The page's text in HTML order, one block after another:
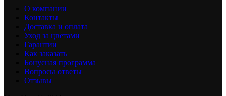
О компании
Контакты
Доставка и оплата
Уход за цветами
Гарантии
Как заказать
Бонусная программа
Вопросы ответы
Отзывы